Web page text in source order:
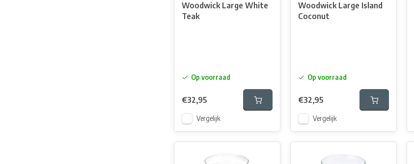
Woodwick Large White
Teak
Op voorraad
€32,95
Vergelijk
Woodwick Large Island
Coconut
Op voorraad
€32,95
Vergelijk